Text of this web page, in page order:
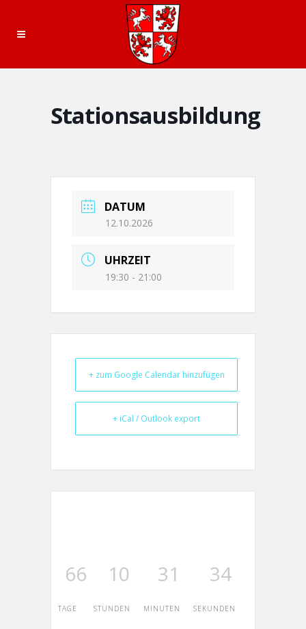
Stationsausbildung
DATUM
12.10.2026
UHRZEIT
19:30 - 21:00
+ zum Google Calendar hinzufügen
+ iCal / Outlook export
66
TAGE
10
STUNDEN
31
MINUTEN
34
SEKUNDEN